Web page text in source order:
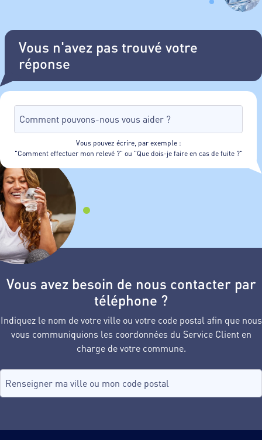
Vous n'avez pas trouvé votre
réponse
Vous pouvez écrire, par exemple :
"Comment effectuer mon relevé ?" ou "Que dois-je faire en cas de fuite ?"
Vous avez besoin de nous contacter par
téléphone ?
Indiquez le nom de votre ville ou votre code postal afin que nous
vous communiquions les coordonnées du Service Client en
charge de votre commune.
Recherche de commune, tapez dans le champ puis